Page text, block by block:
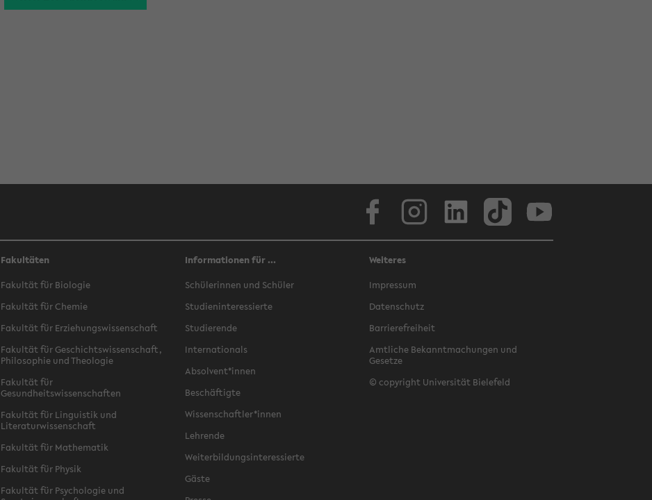
Fakultäten
Fakultät für Biologie
Fakultät für Chemie
Fakultät für Erziehungswissenschaft
Fakultät für Geschichtswissenschaft,
Philosophie und Theologie
Fakultät für
Gesundheitswissenschaften
Fakultät für Linguistik und
Literaturwissenschaft
Fakultät für Mathematik
Fakultät für Physik
Fakultät für Psychologie und
Informationen für ...
Schülerinnen und Schüler
Studieninteressierte
Studierende
Internationals
Absolvent*innen
Beschäftigte
Wissenschaftler*innen
Lehrende
Weiterbildungsinteressierte
Gäste
Weiteres
Impressum
Datenschutz
Barrierefreiheit
Amtliche Bekanntmachungen und
Gesetze
© copyright Universität Bielefeld